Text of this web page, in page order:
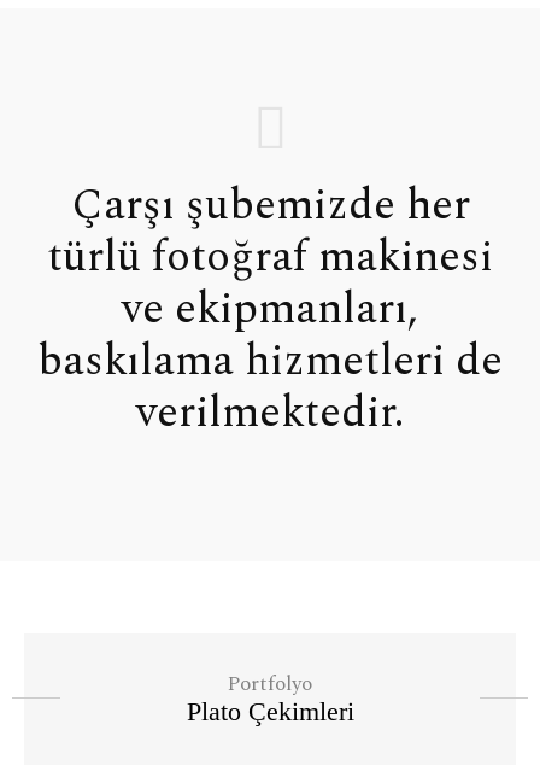
Çarşı şubemizde her
türlü fotoğraf makinesi
ve ekipmanları,
baskılama hizmetleri de
verilmektedir.
Portfolyo
Plato Çekimleri